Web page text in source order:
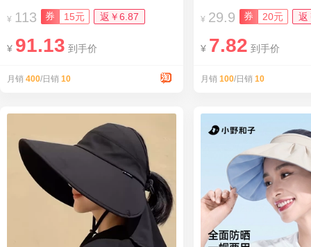
¥ 113 券 15元 返￥6.87
¥ 91.13 到手价
月销 400/日销 10
¥ 29.9 券 20元 返
¥ 7.82 到手价
月销 100/日销 10